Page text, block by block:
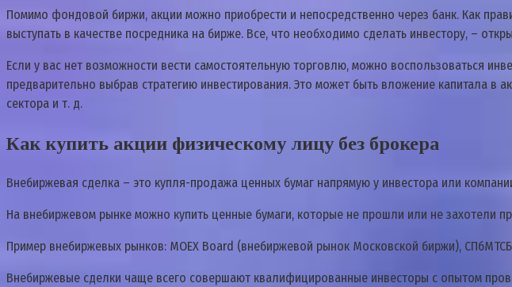
Помимо фондовой биржи, акции можно приобрести и непосредственно через банк. Как
выступать в качестве посредника на бирже. Все, что необходимо сделать инвестору, –
Если у вас нет возможности вести самостоятельную торговлю, можно воспользоваться
предварительно выбрав стратегию инвестирования. Это может быть вложение капитала в
сектора и т. д.
Как купить акции физическому лицу без брокера
Внебиржевая сделка – это купля-продажа ценных бумаг напрямую у инвестора или
На внебиржевом рынке можно купить ценные бумаги, которые не прошли или не захотели
Пример внебиржевых рынков: MOEX Board (внебиржевой рынок Московской биржи),
Внебиржевые сделки чаще всего совершают квалифицированные инвесторы с опытом